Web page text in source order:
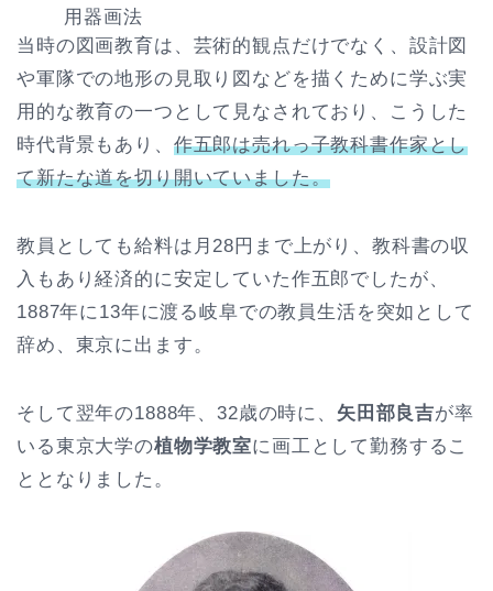
用器画法
当時の図画教育は、芸術的観点だけでなく、設計図
や軍隊での地形の見取り図などを描くために学ぶ実
用的な教育の一つとして見なされており、こうした
時代背景もあり、 作五郎は売れっ子教科書作家とし
て新たな道を切り開いていました。
教員としても給料は月28円まで上がり、教科書の収
入もあり経済的に安定していた作五郎でしたが、
1887年に13年に渡る岐阜での教員生活を突如として
辞め、東京に出ます。
そして翌年の1888年、32歳の時に、 矢田部良吉が率
いる東京大学の植物学教室に画工として勤務するこ
ととなりました。